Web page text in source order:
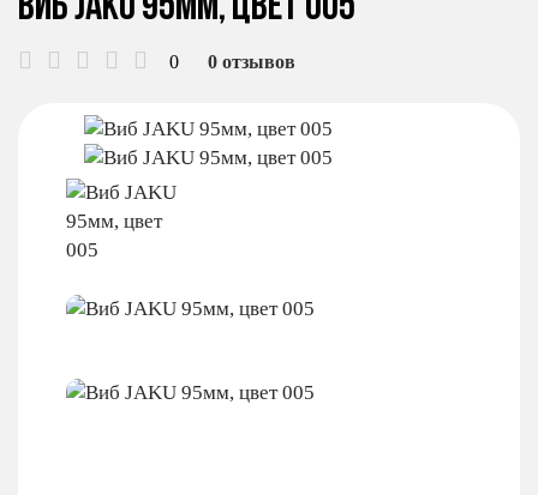
Виб JAKU 95мм, цвет 005
0 0 отзывов